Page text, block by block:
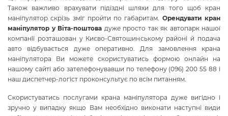
Також важливо врахувати підїздні шляхи для того щоб кран
маніпулятор скрізь зміг пройти по габаритам. Орендувати кран
маніпулятор у Віта-поштова дуже просто так як автопарк нашої
компанії розташован у Києво-Святошинському районі й подача
авто відбувається дуже оперативно. Для замовлення крана
маніпулятора Ви можете скористуватись формою онлайн на
нашому сайті або зателефонувавши по телефону (096) 200 55 88 і
наш диспетчер-логіст проконсультує по всім питанням.
Скористуватись послугами крана маніпулятора дуже вигідно і
зручно у випадку якщо Вам необхідно виконати наступні види